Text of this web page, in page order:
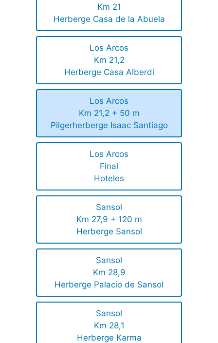
Km 21
Herberge Casa de la Abuela
Los Arcos
Km 21,2
Herberge Casa Alberdi
Los Arcos
Km 21,2 + 50 m
Pilgerherberge Isaac Santiago
Los Arcos
Final
Hoteles
Sansol
Km 27,9 + 120 m
Herberge Sansol
Sansol
Km 28,9
Herberge Palacio de Sansol
Sansol
Km 28,1
Herberge Karma